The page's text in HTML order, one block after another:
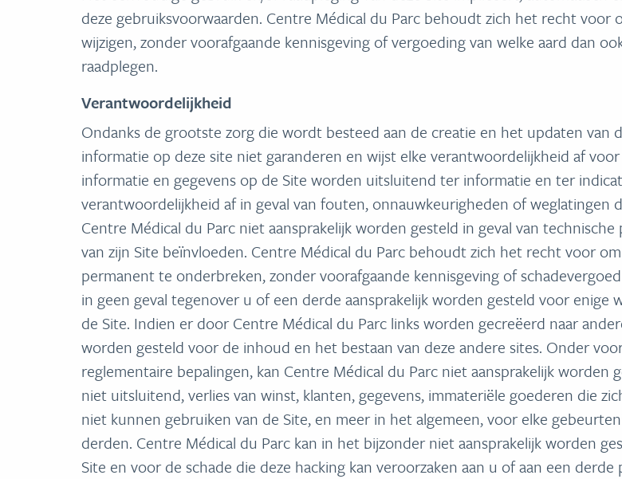
deze gebruiksvoorwaarden. Centre Médical du Parc behoudt zich het recht
wijzigen, zonder voorafgaande kennisgeving of vergoeding van welke aard dan
raadplegen.
Verantwoordelijkheid
Ondanks de grootste zorg die wordt besteed aan de creatie en het updaten van
informatie op deze site niet garanderen en wijst elke verantwoordelijkheid af
informatie en gegevens op de Site worden uitsluitend ter informatie en ter
verantwoordelijkheid af in geval van fouten, onnauwkeurigheden of weglatingen
Centre Médical du Parc niet aansprakelijk worden gesteld in geval van
van zijn Site beïnvloeden. Centre Médical du Parc behoudt zich het recht voor
permanent te onderbreken, zonder voorafgaande kennisgeving of
in geen geval tegenover u of een derde aansprakelijk worden gesteld voor
de Site. Indien er door Centre Médical du Parc links worden gecreëerd naar
worden gesteld voor de inhoud en het bestaan van deze andere sites. Onder
reglementaire bepalingen, kan Centre Médical du Parc niet aansprakelijk
niet uitsluitend, verlies van winst, klanten, gegevens, immateriële goederen die
niet kunnen gebruiken van de Site, en meer in het algemeen, voor elke
derden. Centre Médical du Parc kan in het bijzonder niet aansprakelijk worden
Site en voor de schade die deze hacking kan veroorzaken aan u of aan een derde